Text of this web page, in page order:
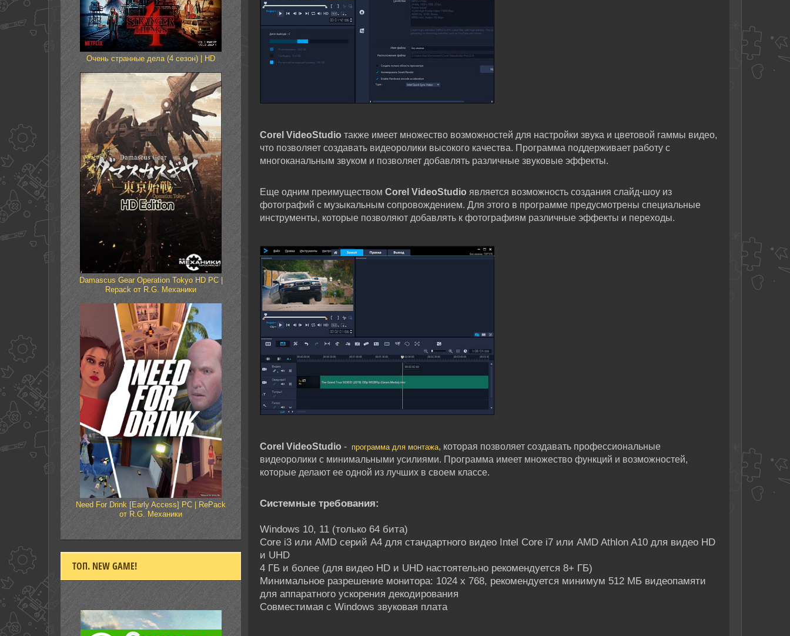
Corel VideoStudio также имеет множество возможностей для настройки звука и цветовой гаммы видео,
что позволяет создавать видеоролики высокого качества. Программа поддерживает работу с
многоканальным звуком и позволяет добавлять различные звуковые эффекты.
Еще одним преимуществом Corel VideoStudio является возможность создания слайд-шоу из
фотографий с музыкальным сопровождением. Для этого в программе предусмотрены специальные
инструменты, которые позволяют добавлять к фотографиям различные эффекты и переходы.
Corel VideoStudio - программа для монтажа, которая позволяет создавать профессиональные
видеоролики с минимальными усилиями. Программа имеет множество функций и возможностей,
которые делают ее одной из лучших в своем классе.
Системные требования:
Windows 10, 11 (только 64 бита)
Core i3 или AMD серий A4 для стандартного видео Intel Core i7 или AMD Athlon A10 для видео HD
и UHD
4 ГБ и более (для видео HD и UHD настоятельно рекомендуется 8+ ГБ)
Минимальное разрешение монитора: 1024 x 768, рекомендуется минимум 512 МБ видеопамяти
для аппаратного ускорения декодирования
Совместимая с Windows звуковая плата
Очень странные дела (4 сезон) | HD
Damascus Gear Operation Tokyo HD PC |
Repack от R.G. Механики
Need For Drink [Early Access] PC | RePack
от R.G. Механики
ТОП. NEW GAME!